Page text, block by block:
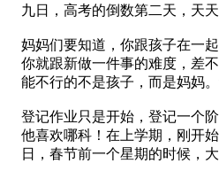
九日，高考的倒数第二天，天天
妈妈们要知道，你跟孩子在一
你就跟新做一件事的难度，差
能不行的不是孩子，而是妈妈
登记作业只是开始，登记一个
他喜欢哪科！在上学期，刚开
日，春节前一个星期的时候，